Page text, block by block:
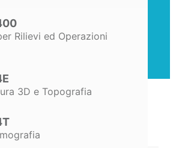
Rilievi ed Operazioni
3D e Topografia